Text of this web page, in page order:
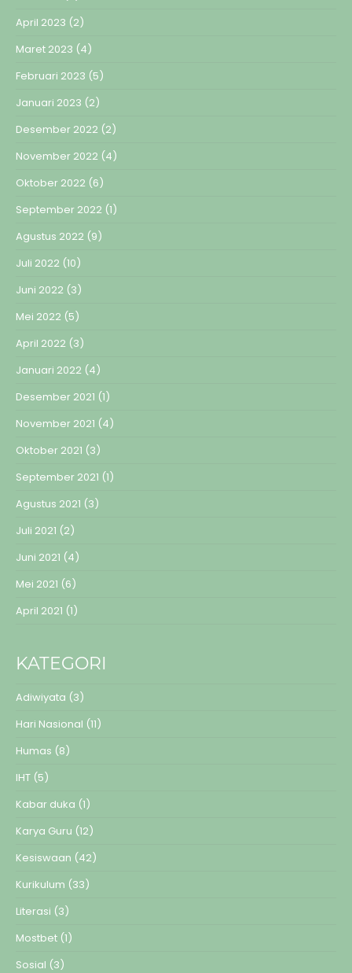
April 2023 (2)
Maret 2023 (4)
Februari 2023 (5)
Januari 2023 (2)
Desember 2022 (2)
November 2022 (4)
Oktober 2022 (6)
September 2022 (1)
Agustus 2022 (9)
Juli 2022 (10)
Juni 2022 (3)
Mei 2022 (5)
April 2022 (3)
Januari 2022 (4)
Desember 2021 (1)
November 2021 (4)
Oktober 2021 (3)
September 2021 (1)
Agustus 2021 (3)
Juli 2021 (2)
Juni 2021 (4)
Mei 2021 (6)
April 2021 (1)
KATEGORI
Adiwiyata (3)
Hari Nasional (11)
Humas (8)
IHT (5)
Kabar duka (1)
Karya Guru (12)
Kesiswaan (42)
Kurikulum (33)
Literasi (3)
Mostbet (1)
Sosial (3)